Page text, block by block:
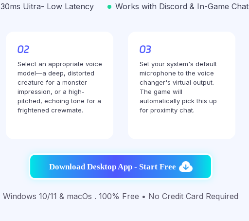
30ms Uitra- Low Latency
Works with Discord & In-Game Chat
Select an appropriate voice
model—a deep, distorted
creature for a monster
impression, or a high-
pitched, echoing tone for a
frightened crewmate.
Set your system's default
microphone to the voice
changer's virtual output.
The game will
automatically pick this up
for proximity chat.
Download Desktop App - Start Free
Windows 10/11 & macOs . 100% Free • No Credit Card Required